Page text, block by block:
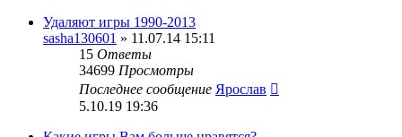
Удаляют игры 1990-2013
sasha130601 » 11.07.14 15:11
15 Ответы
34699 Просмотры
Последнее сообщение Ярослав
5.10.19 19:36